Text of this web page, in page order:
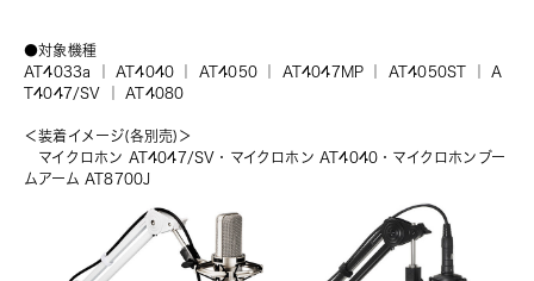
●対象機種
AT4033a ｜ AT4040 AT4050 AT4047MP AT4050ST ｜ A
T4047/SV ｜ AT4080
＜装着イメージ(各別売)＞
マイクロホン AT4047/SV ・ マイクロホン AT4040 ・ マイクロホンブー
ムアーム AT8700J